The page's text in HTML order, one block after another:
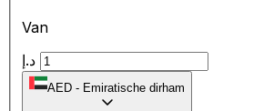
Van
AED - Emiratische dirham